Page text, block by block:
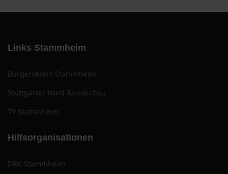
Links Stammheim
Bürgerverein Stammheim
Stuttgarter Nord-Rundschau
TV Stammheim
Hilfsorganisationen
DRK Stammheim